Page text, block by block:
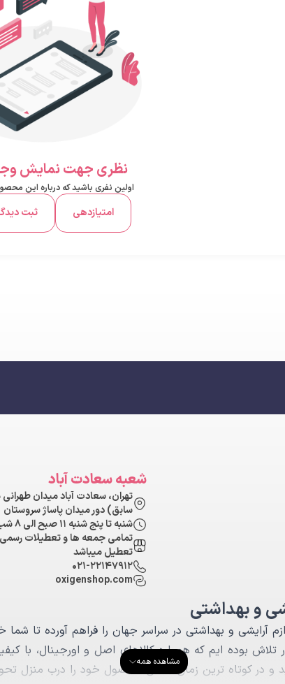
نظری جهت نمایش
اولین نفری باشید که درباره این
امتیازدهی ثبت
شعبه سعادت آباد
تهران، سعادت آباد میدان
سابق) دور میدان پاساژ سروستان
شنبه تا پنج شنبه ۱۱ صبح الی ۸ شب
تمامی جمعه ها و تعطیلات
تعطیل میباشد
۰۲۱-۲۲۱۴۷۹۱۲
oxigenshop.com
و بهداشتی
آرایشی و بهداشتی در سراسر جهان را فراهم آورده تا
بوده ایم که همواره کالاهای اصل و اورجینال، با
و در کوتاه ترين زمان ممکن محصول خود را درب منزل
مشاهده همه